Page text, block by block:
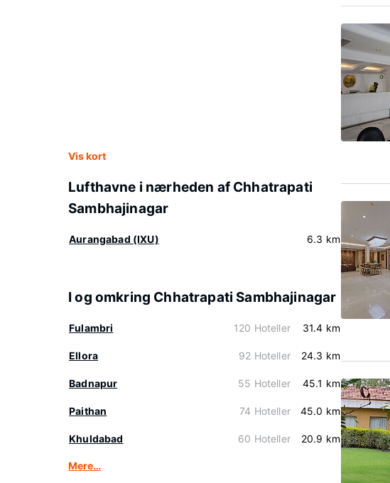
Vis kort
Lufthavne i nærheden af Chhatrapati
Sambhajinagar
Aurangabad (IXU) 6.3 km
I og omkring Chhatrapati Sambhajinagar
Fulambri 120 Hoteller 31.4 km
Ellora 92 Hoteller 24.3 km
Badnapur 55 Hoteller 45.1 km
Paithan 74 Hoteller 45.0 km
Khuldabad 60 Hoteller 20.9 km
Mere…